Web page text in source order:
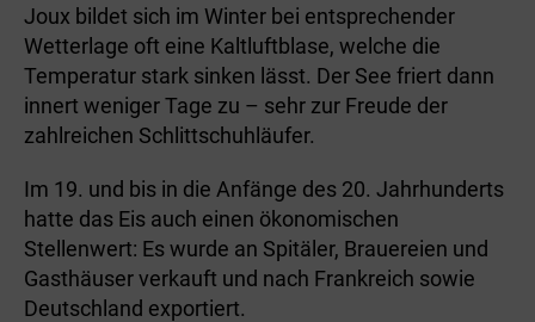
Joux bildet sich im Winter bei entsprechender
Wetterlage oft eine Kaltluftblase, welche die
Temperatur stark sinken lässt. Der See friert dann
innert weniger Tage zu – sehr zur Freude der
zahlreichen Schlittschuhläufer.
Im 19. und bis in die Anfänge des 20. Jahrhunderts
hatte das Eis auch einen ökonomischen
Stellenwert: Es wurde an Spitäler, Brauereien und
Gasthäuser verkauft und nach Frankreich sowie
Deutschland exportiert.